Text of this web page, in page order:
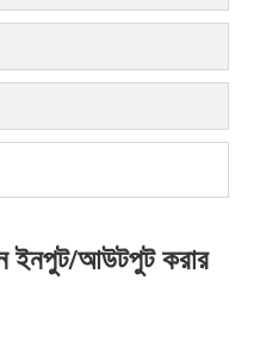
ইনপুট/আউটপুট করার